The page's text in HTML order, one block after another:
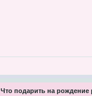
Что подарить на рождение